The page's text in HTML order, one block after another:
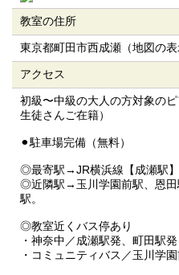
教室の住所
東京都町田市西成瀬（地図の表
アクセス
初級〜中級の大人の方対象の
生徒さんご在籍）
⚫︎駐車場完備（無料）
◎最寄駅→JR横浜線【成瀬駅
◎近隣駅→玉川学園前駅、恩田
駅。
◎教室近くバス停あり
・神奈中／成瀬駅発、町田駅発
・コミュニティバス／玉川学